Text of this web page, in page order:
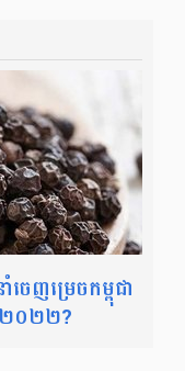
ចេញម្រេចកម្ពុជា
២០២២?